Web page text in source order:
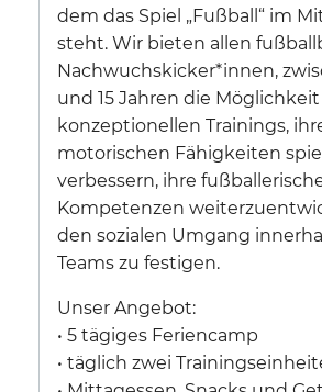
dem das Spiel „Fußball“ im
steht. Wir bieten allen
Nachwuchskicker*innen,
und 15 Jahren die
konzeptionellen Trainings,
motorischen Fähigkeiten
verbessern, ihre
Kompetenzen
den sozialen Umgang
Teams zu festigen.
Unser Angebot:
• 5 tägiges Feriencamp
• täglich zwei